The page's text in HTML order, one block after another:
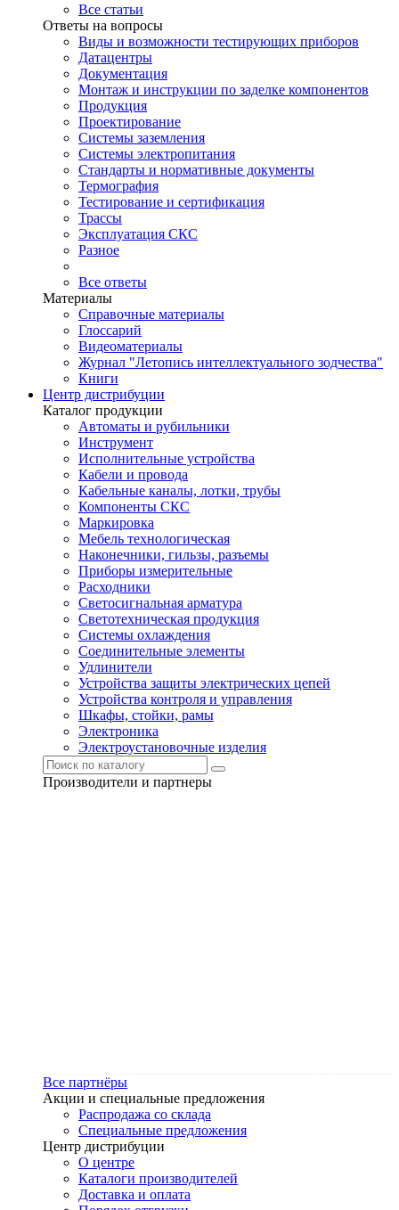
Все статьи
Ответы на вопросы
Виды и возможности тестирующих приборов
Датацентры
Документация
Монтаж и инструкции по заделке компонентов
Продукция
Проектирование
Системы заземления
Системы электропитания
Стандарты и нормативные документы
Термография
Тестирование и сертификация
Трассы
Эксплуатация СКС
Разное
Все ответы
Материалы
Справочные материалы
Глоссарий
Видеоматериалы
Журнал "Летопись интеллектуального зодчества"
Книги
Центр дистрибуции
Каталог продукции
Автоматы и рубильники
Инструмент
Исполнительные устройства
Кабели и провода
Кабельные каналы, лотки, трубы
Компоненты СКС
Маркировка
Мебель технологическая
Наконечники, гильзы, разъемы
Приборы измерительные
Расходники
Светосигнальная арматура
Светотехническая продукция
Системы охлаждения
Соединительные элементы
Удлинители
Устройства защиты электрических цепей
Устройства контроля и управления
Шкафы, стойки, рамы
Электроника
Электроустановочные изделия
Производители и партнеры
Все партнёры
Акции и специальные предложения
Распродажа со склада
Специальные предложения
Центр дистрибуции
О центре
Каталоги производителей
Доставка и оплата